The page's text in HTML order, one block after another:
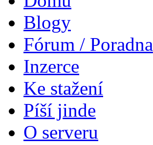
Blogy
Fórum / Poradna
Inzerce
Ke stažení
Píší jinde
O serveru